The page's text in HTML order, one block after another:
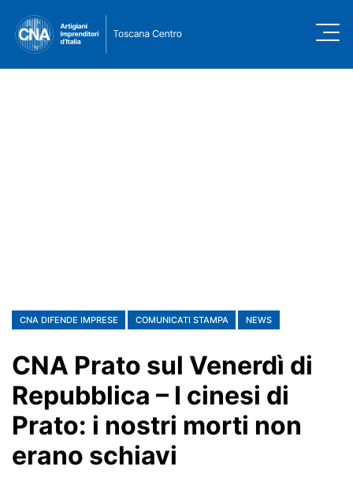
CNA DIFENDE IMPRESE COMUNICATI STAMPA NEWS
CNA Prato sul Venerdì di
Repubblica – I cinesi di
Prato: i nostri morti non
erano schiavi